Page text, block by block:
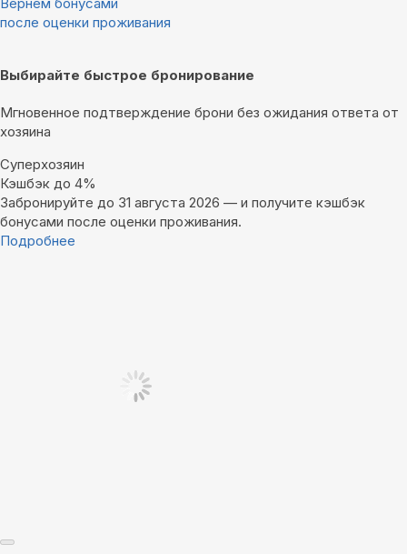
Вернём бонусами
после оценки проживания
Выбирайте быстрое бронирование
Мгновенное подтверждение брони без ожидания ответа от
хозяина
Суперхозяин
Кэшбэк до 4%
Забронируйте до 31 августа 2026 — и получите кэшбэк
бонусами после оценки проживания.
Подробнее